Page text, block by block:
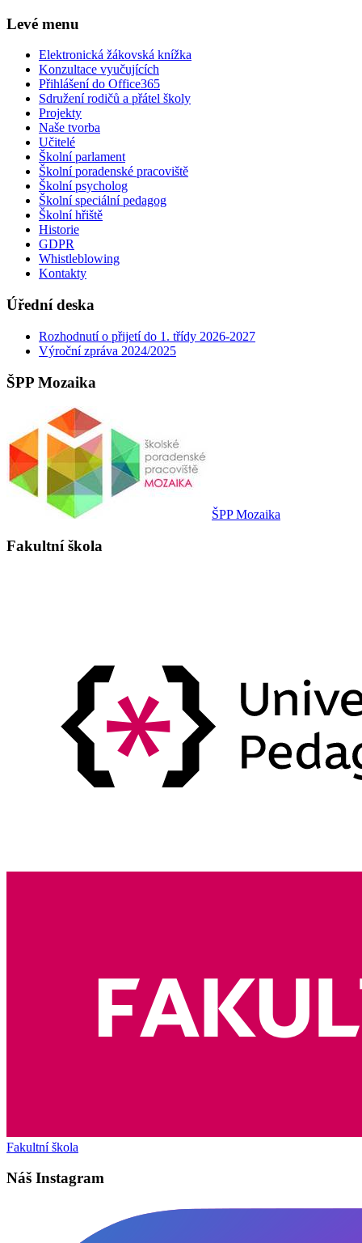
Levé menu
Elektronická žákovská knížka
Konzultace vyučujících
Přihlášení do Office365
Sdružení rodičů a přátel školy
Projekty
Naše tvorba
Učitelé
Školní parlament
Školní poradenské pracoviště
Školní psycholog
Školní speciální pedagog
Školní hřiště
Historie
GDPR
Whistleblowing
Kontakty
Úřední deska
Rozhodnutí o přijetí do 1. třídy 2026-2027
Výroční zpráva 2024/2025
ŠPP Mozaika
ŠPP Mozaika
Fakultní škola
Fakultní škola
Náš Instagram